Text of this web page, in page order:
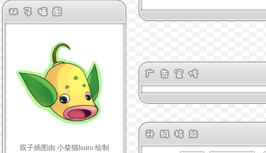
双子插图由 小柴猫huiro 绘制